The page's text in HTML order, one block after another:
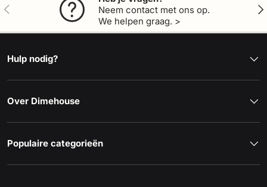
Vorige
Neem contact met ons op.
We helpen graag. >
Hulp nodig?
Over Dimehouse
Populaire categorieën